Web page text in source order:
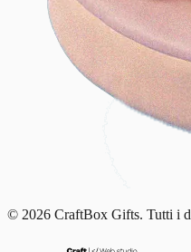
© 2026 CraftBox Gifts. Tutti i